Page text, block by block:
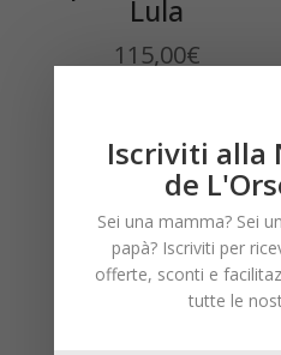
Lula
115,00€
Iscriviti alla
de
Sei una mamma? Sei
papà? Iscriviti per
offerte, sconti e
tutte le